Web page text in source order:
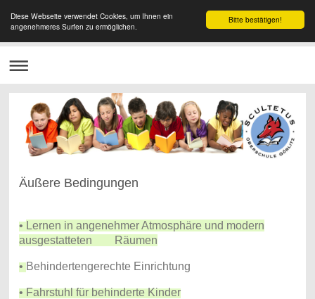
Bitte bestätigen!
Diese Webseite verwendet Cookies, um Ihnen ein
angenehmeres Surfen zu ermöglichen.
Äußere Bedingungen
•Lernen in angenehmer Atmosphäre und modern
ausgestatteten Räumen
•Behindertengerechte Einrichtung
• Fahrstuhl für behinderte Kinder